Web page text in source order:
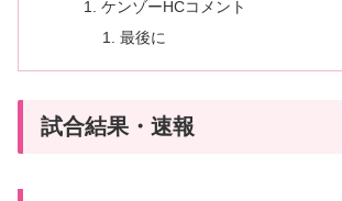
ケンゾーHCコメント
最後に
試合結果・速報